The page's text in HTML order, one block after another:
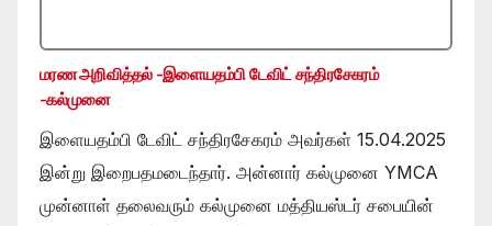
மரண அறிவித்தல் -இளையதம்பி டேவிட் சந்திரசேகரம்
-கல்முனை
இளையதம்பி டேவிட் சந்திரசேகரம் அவர்கள் 15.04.2025
இன்று இறைபதமடைந்தார். அன்னார் கல்முனை YMCA
முன்னாள் தலைவரும் கல்முனை மத்தியஸ்டர் சபையின்